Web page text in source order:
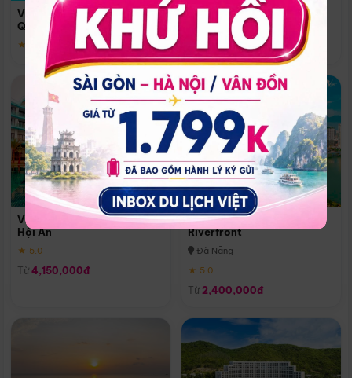
Vinpearl Resort & Spa Phu
Quoc
★ 5.0
Quoc
Phú Quốc
★ 5.0
Vinpearl Resort & Golf Nam
Hội An
★ 5.0
Từ 4,150,000đ
Melia Vinpearl Danang
Riverfront
Đà Nẵng
★ 5.0
Từ 2,400,000đ